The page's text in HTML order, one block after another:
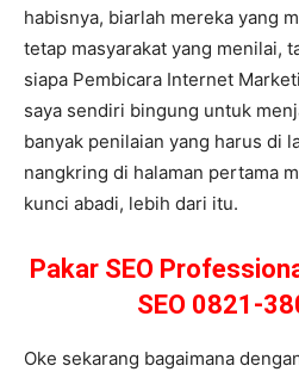
habisnya, biarlah mereka yang
tetap masyarakat yang menilai,
siapa Pembicara Internet
saya sendiri bingung untuk
banyak penilaian yang harus di
nangkring di halaman pertama
kunci abadi, lebih dari itu.
Pakar SEO
SEO 0821-
Oke sekarang bagaimana